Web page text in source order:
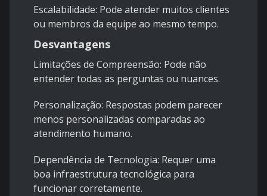
Escalabilidade: Pode atender muitos clientes
ou membros da equipe ao mesmo tempo.
Desvantagens
Limitações de Compreensão: Pode não
entender todas as perguntas ou nuances.
Personalização: Respostas podem parecer
menos personalizadas comparadas ao
atendimento humano.
Dependência de Tecnologia: Requer uma
boa infraestrutura tecnológica para
funcionar corretamente.